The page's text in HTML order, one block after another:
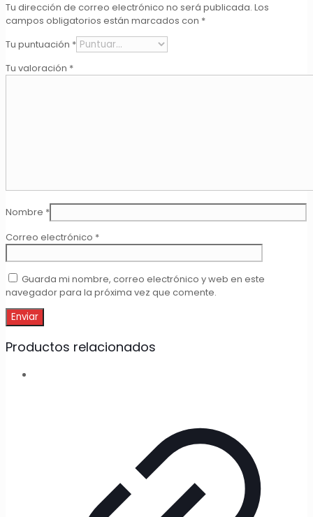
Tu dirección de correo electrónico no será publicada. Los
campos obligatorios están marcados con *
Tu puntuación *
Tu valoración *
Nombre *
Correo electrónico *
Guarda mi nombre, correo electrónico y web en este
navegador para la próxima vez que comente.
Productos relacionados